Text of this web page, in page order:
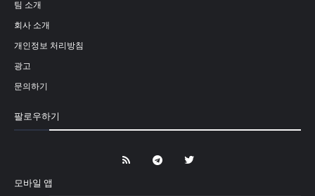
팀 소개
회사 소개
개인정보 처리방침
광고
문의하기
팔로우하기
모바일 앱